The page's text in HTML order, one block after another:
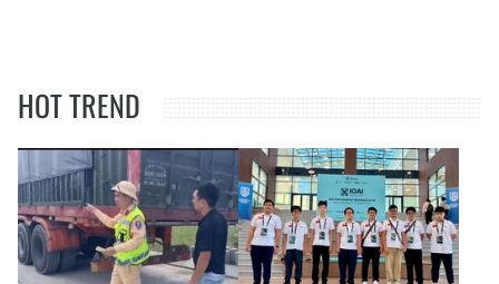
HOT TREND